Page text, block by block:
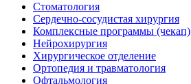
Стоматология
Сердечно-сосудистая хирургия
Комплексные программы (чекап)
Нейрохирургия
Хирургическое отделение
Ортопедия и травматология
Офтальмология